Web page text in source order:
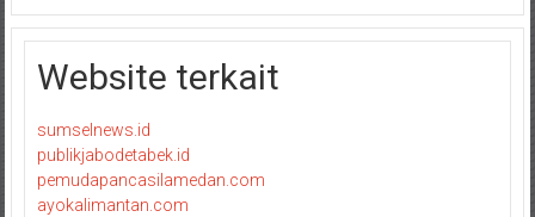
Website terkait
sumselnews.id
publikjabodetabek.id
pemudapancasilamedan.com
ayokalimantan.com